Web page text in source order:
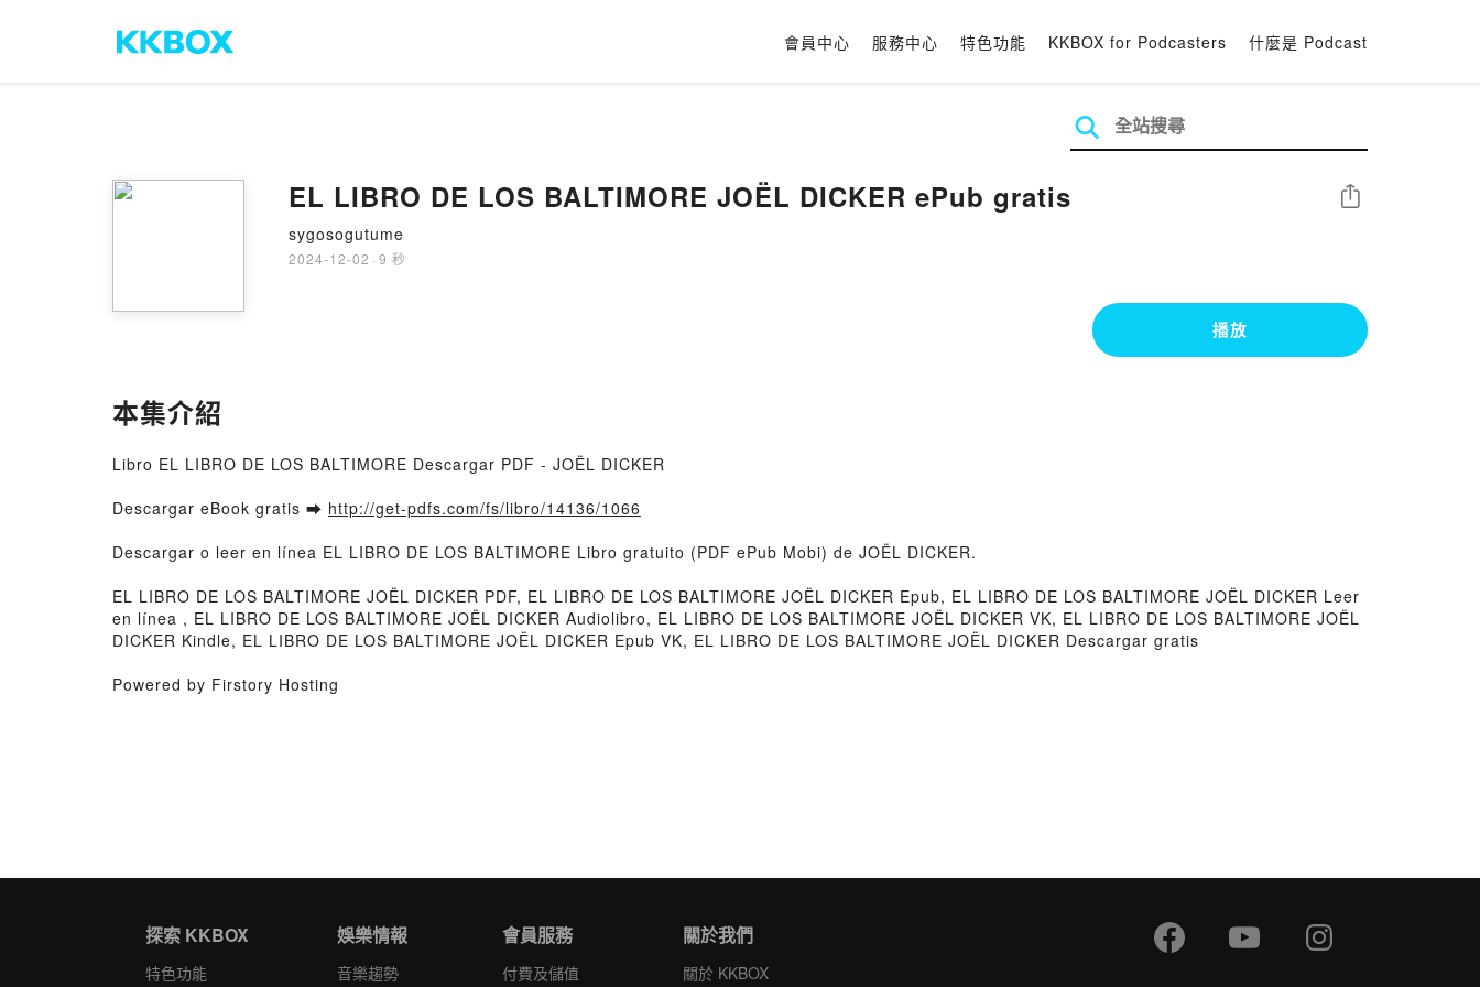
會員中心 服務中心 特色功能 KKBOX for Podcasters 什麼是 Podcast
EL LIBRO DE LOS BALTIMORE JOËL DICKER ePub gratis
sygosogutume
2024-12-02 · 9 秒
分享
播放
本集介紹
Libro EL LIBRO DE LOS BALTIMORE Descargar PDF - JOËL DICKER
Descargar eBook gratis ➡ http://get-pdfs.com/fs/libro/14136/1066
Descargar o leer en línea EL LIBRO DE LOS BALTIMORE Libro gratuito (PDF ePub Mobi) de JOËL DICKER.
EL LIBRO DE LOS BALTIMORE JOËL DICKER PDF, EL LIBRO DE LOS BALTIMORE JOËL DICKER Epub, EL LIBRO DE LOS BALTIMORE JOËL DICKER Leer
en línea , EL LIBRO DE LOS BALTIMORE JOËL DICKER Audiolibro, EL LIBRO DE LOS BALTIMORE JOËL DICKER VK, EL LIBRO DE LOS BALTIMORE JOËL
DICKER Kindle, EL LIBRO DE LOS BALTIMORE JOËL DICKER Epub VK, EL LIBRO DE LOS BALTIMORE JOËL DICKER Descargar gratis
Powered by Firstory Hosting
探索 KKBOX
特色功能
娛樂情報
音樂趨勢
會員服務
付費及儲值
關於我們
關於 KKBOX